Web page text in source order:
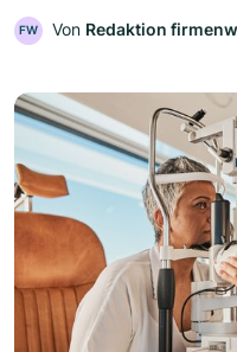
FW Von Redaktion